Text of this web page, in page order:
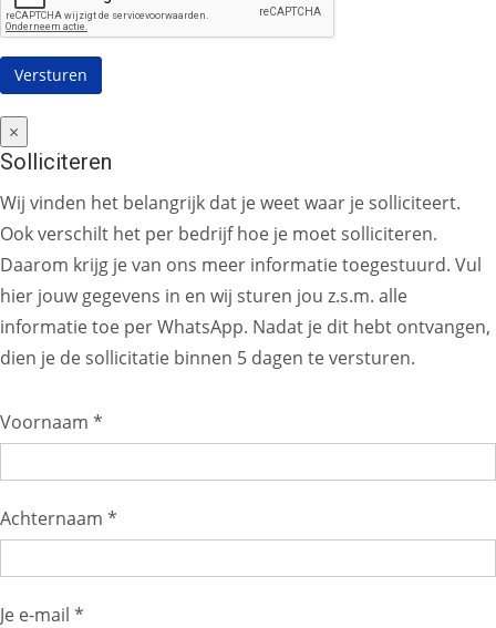
×
Solliciteren
Wij vinden het belangrijk dat je weet waar je solliciteert.
Ook verschilt het per bedrijf hoe je moet solliciteren.
Daarom krijg je van ons meer informatie toegestuurd. Vul
hier jouw gegevens in en wij sturen jou z.s.m. alle
informatie toe per WhatsApp. Nadat je dit hebt ontvangen,
dien je de sollicitatie binnen 5 dagen te versturen.
Voornaam *
Achternaam *
Je e-mail *